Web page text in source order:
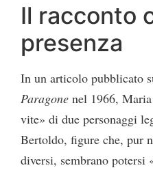
Il racconto
presenza
In un articolo pubblicato
Paragone nel 1966,
vite» di due personaggi
Bertoldo, figure che, pur
diversi, sembrano potersi